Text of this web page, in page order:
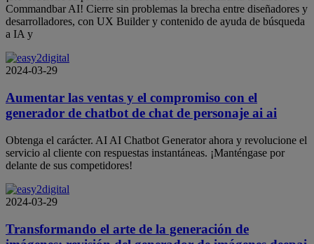
Commandbar AI! Cierre sin problemas la brecha entre diseñadores y
desarrolladores, con UX Builder y contenido de ayuda de búsqueda
a IA y
2024-03-29
Aumentar las ventas y el compromiso con el
generador de chatbot de chat de personaje ai ai
Obtenga el carácter. AI AI Chatbot Generator ahora y revolucione el
servicio al cliente con respuestas instantáneas. ¡Manténgase por
delante de sus competidores!
2024-03-29
Transformando el arte de la generación de